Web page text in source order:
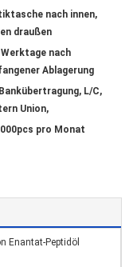
nach innen,
draußen
nach
Ablagerung
L/C,
Union,
pro Monat
Enantat-Peptidöl